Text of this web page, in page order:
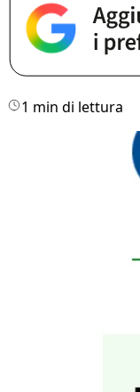
1 min di lettura